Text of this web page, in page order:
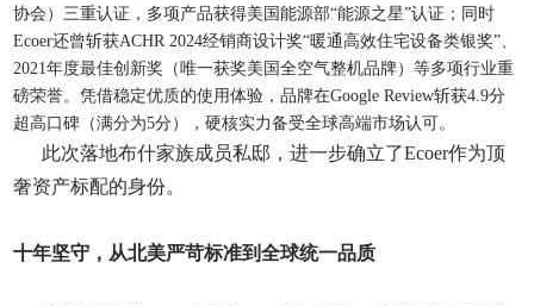
协会）三重认证，多项产品获得美国能源部“能源之星”认证；同时
Ecoer还曾斩获ACHR 2024经销商设计奖“暖通高效住宅设备类银奖”、
2021年度最佳创新奖（唯一获奖美国全空气整机品牌）等多项行业重
磅荣誉。凭借稳定优质的使用体验，品牌在Google Review斩获4.9分
超高口碑（满分为5分），硬核实力备受全球高端市场认可。
此次落地布什家族成员私邸，进一步确立了Ecoer作为顶
奢资产标配的身份。
十年坚守，从北美严苛标准到全球统一品质